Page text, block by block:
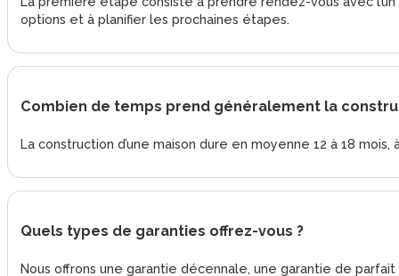
options et à planifier les prochaines étapes.
Combien de temps prend généralement la
La construction d’une maison dure en moyenne 12 à 18
Quels types de garanties offrez-vous ?
Nous offrons une garantie décennale, une garantie de